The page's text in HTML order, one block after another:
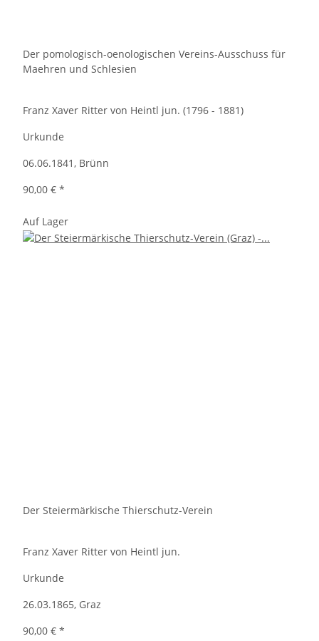
Der pomologisch-oenologischen Vereins-Ausschuss für
Maehren und Schlesien
Franz Xaver Ritter von Heintl jun. (1796 - 1881)
Urkunde
06.06.1841, Brünn
90,00 € *
Auf Lager
Der Steiermärkische Thierschutz-Verein
Franz Xaver Ritter von Heintl jun.
Urkunde
26.03.1865, Graz
90,00 € *